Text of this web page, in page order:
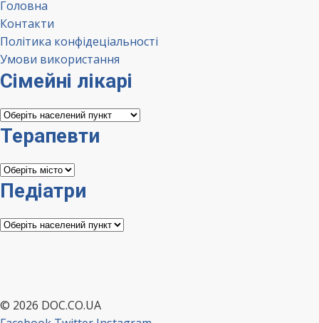
Головна
Контакти
Політика конфідеціальності
Умови використання
Сімейні лікарі
Сімейні
лікарі
Терапевти
Терапевти
Педіатри
Педіатри
© 2026 DOC.CO.UA